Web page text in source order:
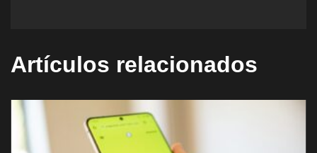
Artículos relacionados